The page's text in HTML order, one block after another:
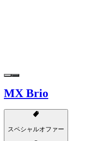
MX Brio
スペシャルオファー